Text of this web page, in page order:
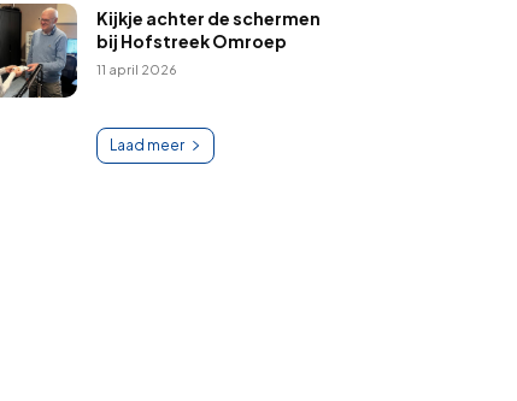
Kijkje achter de schermen
bij Hofstreek Omroep
11 april 2026
Laad meer